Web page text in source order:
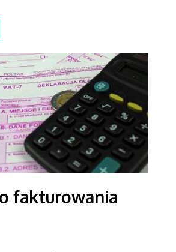
fakturowania